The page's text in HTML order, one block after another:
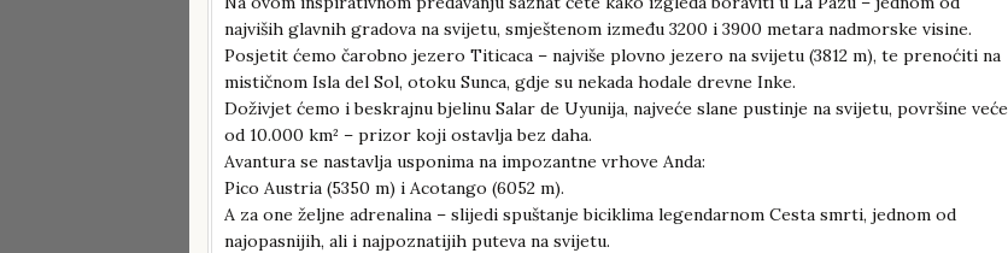
najviših glavnih gradova na svijetu, smještenom između 3200 i 3900 metara nadmorske visine.
Posjetit ćemo čarobno jezero Titicaca – najviše plovno jezero na svijetu (3812 m), te prenoćiti na
mističnom Isla del Sol, otoku Sunca, gdje su nekada hodale drevne Inke.
Doživjet ćemo i beskrajnu bjelinu Salar de Uyunija, najveće slane pustinje na svijetu, površine veće
od 10.000 km² – prizor koji ostavlja bez daha.
Avantura se nastavlja usponima na impozantne vrhove Anda:
Pico Austria (5350 m) i Acotango (6052 m).
A za one željne adrenalina – slijedi spuštanje biciklima legendarnom Cesta smrti, jednom od
najopasnijih, ali i najpoznatijih puteva na svijetu.